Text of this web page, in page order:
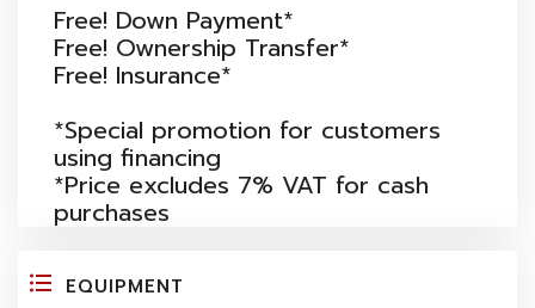
Free! Down Payment*
Free! Ownership Transfer*
Free! Insurance*
*Special promotion for customers
using financing
*Price excludes 7% VAT for cash
purchases
EQUIPMENT